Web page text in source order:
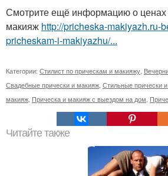
Смотрите ещё информацию о ценах
макияж http://pricheska-makiyazh.ru-
pricheskam-i-makiyazhu/...
Категории: Стилист по прическам и макияжу,
Свадебные прически и макияж, Стильные прически
макияж, Прическа и макияж с выездом на дом,
Читайте также